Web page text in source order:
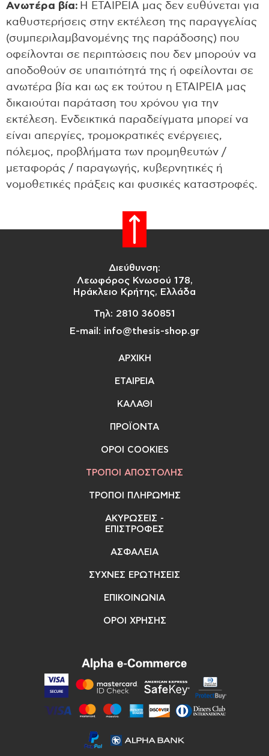
Ανωτέρα βία: Η ΕΤΑΙΡΕΙΑ μας δεν ευθύνεται για
καθυστερήσεις στην εκτέλεση της παραγγελίας
(συμπεριλαμβανομένης της παράδοσης) που
οφείλονται σε περιπτώσεις που δεν μπορούν να
αποδοθούν σε υπαιτιότητά της ή οφείλονται σε
ανωτέρα βία και ως εκ τούτου η ΕΤΑΙΡΕΙΑ μας
δικαιούται παράταση του χρόνου για την
εκτέλεση. Ενδεικτικά παραδείγματα μπορεί να
είναι απεργίες, τρομοκρατικές ενέργειες,
πόλεμος, προβλήματα των προμηθευτών /
μεταφοράς / παραγωγής, κυβερνητικές ή
νομοθετικές πράξεις και φυσικές καταστροφές.
Διεύθυνση:
Λεωφόρος Κνωσού 178,
Ηράκλειο Κρήτης, Ελλάδα
Τηλ: 2810 360851
E-mail: info@thesis-shop.gr
ΑΡΧΙΚΗ
ΕΤΑΙΡΕΙΑ
ΚΑΛΑΘΙ
ΠΡΟΪΟΝΤΑ
ΟΡΟΙ COOKIES
ΤΡΟΠΟΙ ΑΠΟΣΤΟΛΗΣ
ΤΡΟΠΟΙ ΠΛΗΡΩΜΗΣ
ΑΚΥΡΩΣΕΙΣ -
ΕΠΙΣΤΡΟΦΕΣ
ΑΣΦΑΛΕΙΑ
ΣΥΧΝΕΣ ΕΡΩΤΗΣΕΙΣ
ΕΠΙΚΟΙΝΩΝΙΑ
ΟΡΟΙ ΧΡΗΣΗΣ